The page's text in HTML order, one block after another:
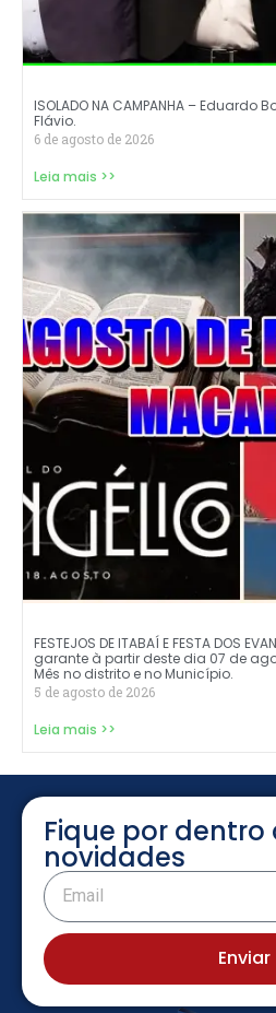
ISOLADO NA CAMPANHA –
Flávio.
6 de agosto de 2026
Leia mais >>
FESTEJOS DE ITABAÍ E FESTA DOS
garante à partir deste dia 07 de
Mês no distrito e no Município.
5 de agosto de 2026
Leia mais >>
Fique por
novidades
Enviar